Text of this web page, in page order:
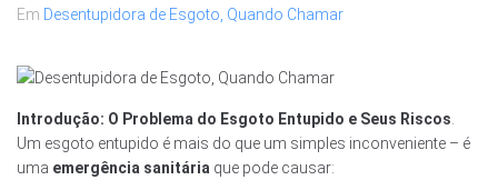
Em Desentupidora de Esgoto, Quando Chamar
Introdução: O Problema do Esgoto Entupido e Seus Riscos
Um esgoto entupido é mais do que um simples inconveniente – é
uma emergência sanitária que pode causar: